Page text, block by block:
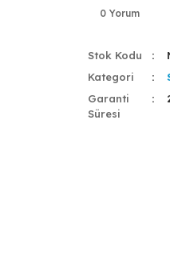
0 Yorum
Stok Kodu
Kategori
Garanti
Süresi